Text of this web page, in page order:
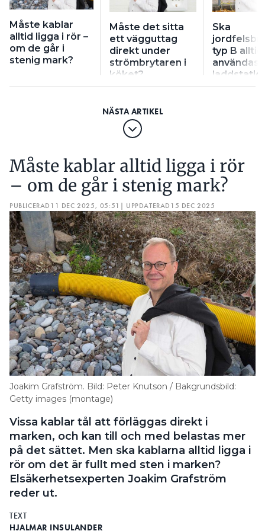
Måste kablar
alltid ligga i rör –
om de går i
stenig mark?
Måste det sitta
ett vägguttag
direkt under
strömbrytaren i
köket?
Ska
typ B alltid
användas
Måste kablar alltid ligga i rör
– om de går i stenig mark?
PUBLICERAD 11 DEC 2025, 05:51 | UPPDATERAD 15 DEC 2025
Joakim Grafström. Bild: Peter Knutson / Bakgrundsbild:
Getty images (montage)
Vissa kablar tål att förläggas direkt i
marken, och kan till och med belastas mer
på det sättet. Men ska kablarna alltid ligga i
rör om det är fullt med sten i marken?
Elsäkerhetsexperten Joakim Grafström
reder ut.
TEXT
HJALMAR INSULANDER